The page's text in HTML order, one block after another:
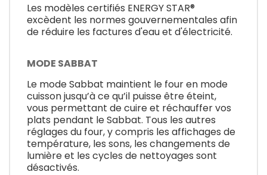
Les modèles certifiés ENERGY STAR®
excèdent les normes gouvernementales afin
de réduire les factures d'eau et d'électricité.
MODE SABBAT
Le mode Sabbat maintient le four en mode
cuisson jusqu’à ce qu’il puisse être éteint,
vous permettant de cuire et réchauffer vos
plats pendant le Sabbat. Tous les autres
réglages du four, y compris les affichages de
température, les sons, les changements de
lumière et les cycles de nettoyages sont
désactivés.